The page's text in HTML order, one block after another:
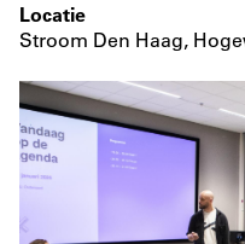
Locatie
Stroom Den Haag,